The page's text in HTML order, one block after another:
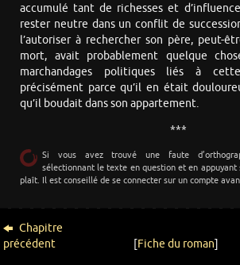
accumulé tant de richesses et
rester neutre dans un conflit de
l’autoriser à rechercher son père, peut-
mort, avait probablement quelque
marchandages politiques liés à
précisément parce qu’il en était
qu’il boudait dans son appartement.
***
Si vous avez trouvé une faute
sélectionnant le texte en question et en appuyant
plaît. Il est conseillé de se connecter sur un compte
Chapitre
précédent
[Fiche du roman]